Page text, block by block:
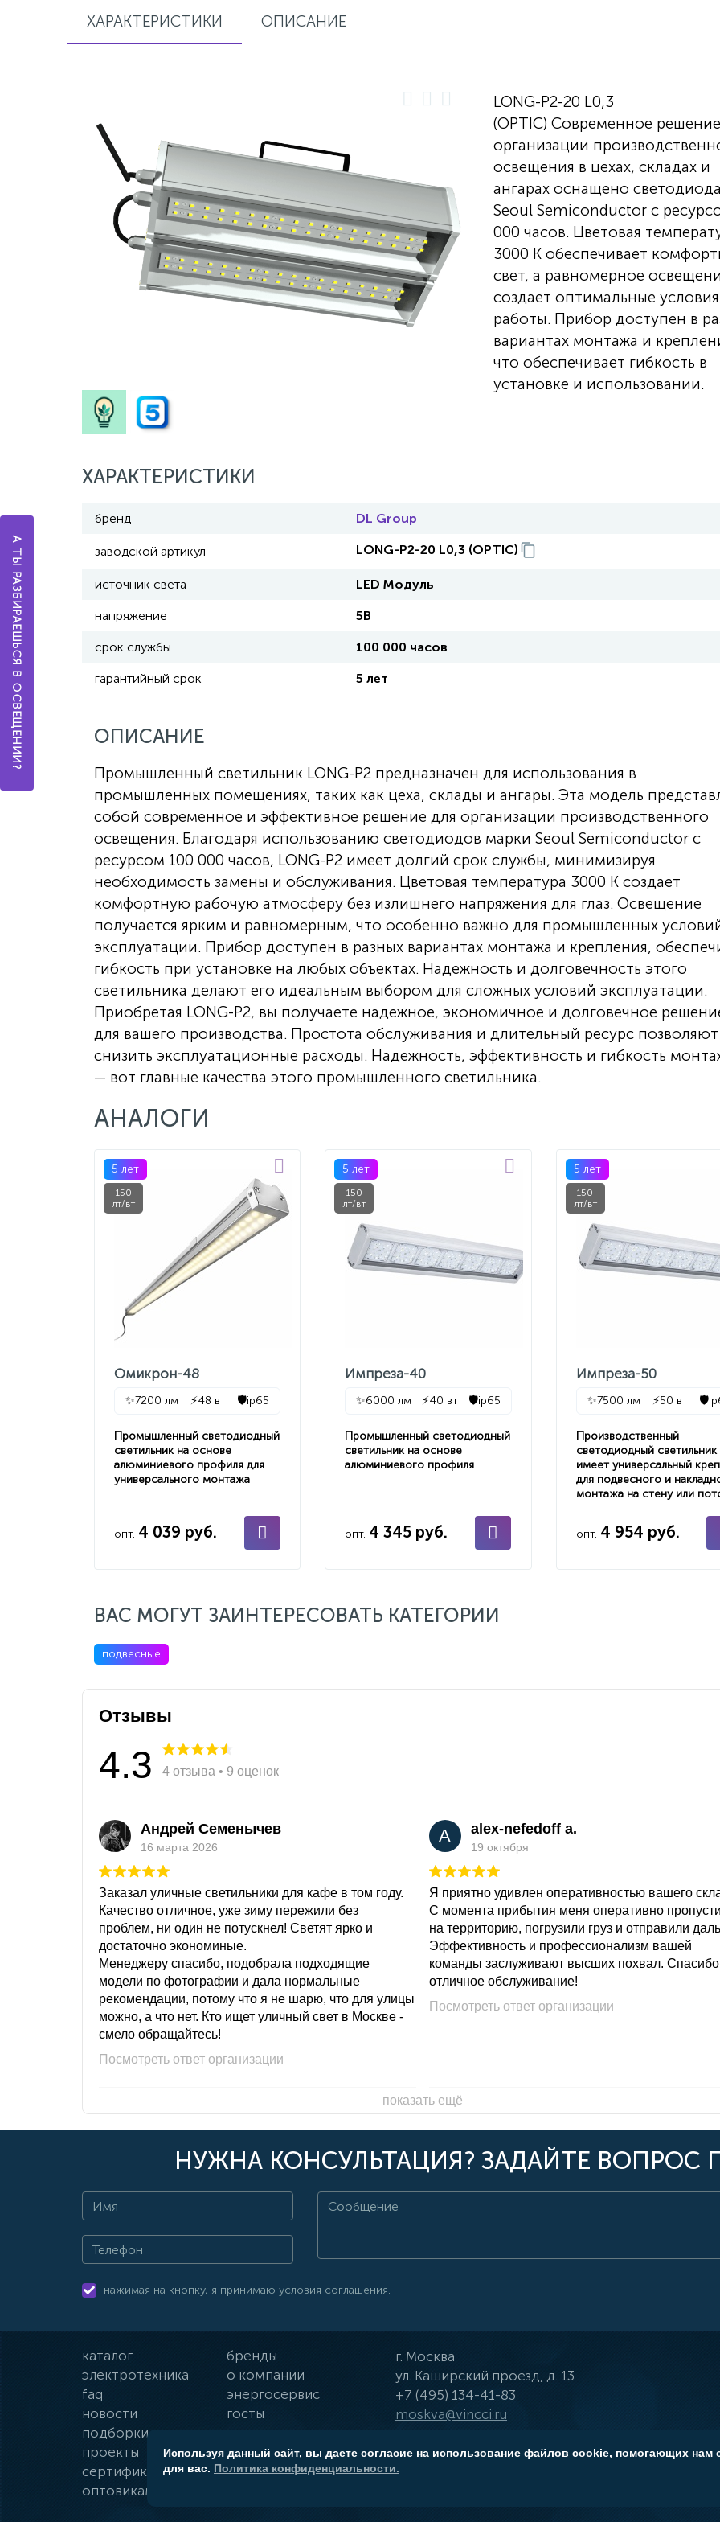
ХАРАКТЕРИСТИКИ ОПИСАНИЕ
LONG-P2-20 L0,3
(OPTIC) Современное
организации
освещения в цехах, складах и
ангарах оснащено
Seoul Semiconductor с
000 часов. Цветовая
3000 К обеспечивает
свет, а равномерное
создает оптимальные
работы. Прибор доступен в
вариантах монтажа и
что обеспечивает гибкость в
установке и использовании.
ХАРАКТЕРИСТИКИ
бренд DL Group
заводской артикул LONG-P2-20 L0,3 (OPTIC)
источник света LED Модуль
напряжение 5В
срок службы 100 000 часов
гарантийный срок 5 лет
ОПИСАНИЕ
Промышленный светильник LONG-P2 предназначен для использования в
промышленных помещениях, таких как цеха, склады и ангары. Эта модель
собой современное и эффективное решение для организации производственного
освещения. Благодаря использованию светодиодов марки Seoul Semiconductor с
ресурсом 100 000 часов, LONG-P2 имеет долгий срок службы, минимизируя
необходимость замены и обслуживания. Цветовая температура 3000 К создает
комфортную рабочую атмосферу без излишнего напряжения для глаз. Освещение
получается ярким и равномерным, что особенно важно для промышленных
эксплуатации. Прибор доступен в разных вариантах монтажа и крепления,
гибкость при установке на любых объектах. Надежность и долговечность этого
светильника делают его идеальным выбором для сложных условий эксплуатации.
Приобретая LONG-P2, вы получаете надежное, экономичное и долговечное
для вашего производства. Простота обслуживания и длительный ресурс позволяют
снизить эксплуатационные расходы. Надежность, эффективность и гибкость
— вот главные качества этого промышленного светильника.
АНАЛОГИ
5 лет
150
лт/вт
Омикрон-48
✨7200 лм ⚡48 вт 🛡️ip65
Промышленный светодиодный
светильник на основе
алюминиевого профиля для
универсального монтажа
опт. 4 039 руб.
5 лет
150
лт/вт
Импреза-40
✨6000 лм ⚡40 вт 🛡️ip65
Промышленный светодиодный
светильник на основе
алюминиевого профиля
опт. 4 345 руб.
5 лет
150
лт/вт
Импреза-50
✨7500 лм ⚡50 вт 🛡️
Производственный
светодиодный светильник
имеет универсальный
для подвесного и
монтажа на стену или
опт. 4 954 руб.
ВАС МОГУТ ЗАИНТЕРЕСОВАТЬ КАТЕГОРИИ
подвесные
Отзывы
4.3 4 отзыва • 9 оценок
Андрей Семенычев
16 марта 2026
Заказал уличные светильники для кафе в том году.
Качество отличное, уже зиму пережили без
проблем, ни один не потускнел! Светят ярко и
достаточно экономиные.
Менеджеру спасибо, подобрала подходящие
модели по фотографии и дала нормальные
рекомендации, потому что я не шарю, что для улицы
можно, а что нет. Кто ищет уличный свет в Москве -
смело обращайтесь!
Посмотреть ответ организации
A alex-nefedoff a.
19 октября
Я приятно удивлен оперативностью вашего
С момента прибытия меня оперативно
на территорию, погрузили груз и отправили
Эффективность и профессионализм вашей
команды заслуживают высших похвал. Спасибо
отличное обслуживание!
Посмотреть ответ организации
показать ещё
НУЖНА КОНСУЛЬТАЦИЯ? ЗАДАЙТЕ ВОПРОС
нажимая на кнопку, я принимаю условия соглашения.
каталог
бренды
электротехника
о компании
faq
энергосервис
новости
госты
подборки
оплата и доставка
проекты
гарантии
сертификаты
контакты
оптовикам
г. Москва
ул. Каширский проезд, д. 13
+7 (495) 134-41-83
moskva@vincci.ru
А ТЫ РАЗБИРАЕШЬСЯ В ОСВЕЩЕНИИ?
Используя данный сайт, вы даете согласие на использование файлов cookie, помогающих нам
для вас. Политика конфиденциальности.